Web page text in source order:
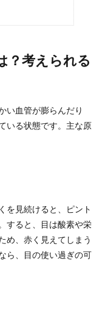
？考えられる
い血管が膨らんだり
いる状態です。主な原
を見続けると、ピント
すると、目は酸素や栄
め、赤く見えてしまう
ら、目の使い過ぎの可